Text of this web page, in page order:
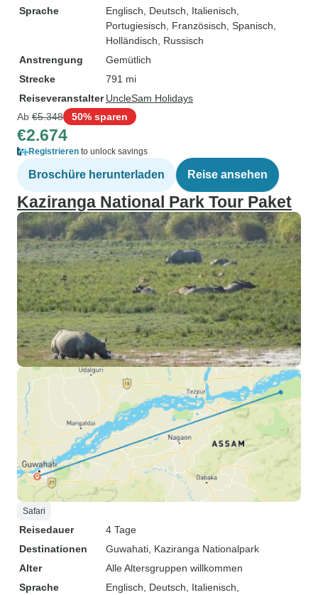
Sprache
Englisch, Deutsch, Italienisch,
Portugiesisch, Französisch, Spanisch,
Holländisch, Russisch
Anstrengung
Gemütlich
Strecke
791 mi
Reiseveranstalter UncleSam Holidays
Ab €5.348 50% sparen
€2.674
Registrieren to unlock savings
Broschüre herunterladen Reise ansehen
Kaziranga National Park Tour Paket
Safari
Reisedauer
4 Tage
Destinationen
Guwahati , Kaziranga Nationalpark
Alter
Alle Altersgruppen willkommen
Sprache
Englisch, Deutsch, Italienisch,